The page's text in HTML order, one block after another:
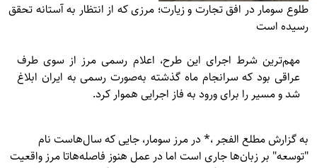
طلوع سومار در افق تجارت و زیارت؛ مرزی که از انتظار به آستانه تحقق
رسیده است
مهم‌ترین شرط اجرای این طرح، اعلام رسمی مرز از سوی طرف
عراقی بود که سرانجام ماه گذشته به‌صورت رسمی به ایران ابلاغ
شد و مسیر را برای ورود به فاز اجرایی هموار کرد.
به گزارشمطلع الفجر ،* در مرز سومار، جایی که سال‌هاست نام
"توسعه" بر زبان‌ها جاری است اما در عمل هنوز فاصله‌هاتا مرز واقعیت